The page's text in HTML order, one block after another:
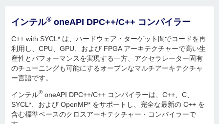
インテル® oneAPI DPC++/C++ コンパイラー
C++ with SYCL* は、ハードウェア・ターゲット間でコードを再
利用し、CPU、GPU、および FPGA アーキテクチャーで高い生
産性とパフォーマンスを実現する一方、アクセラレーター固有
のチューニングも可能にするオープンなマルチアーキテクチャ
ー言語です。
インテル® oneAPI DPC++/C++ コンパイラーは、C++、C、
SYCL*、および OpenMP* をサポートし、完全な最新の C++ を
含む標準ベースのクロスアーキテクチャー・コンパイラーで